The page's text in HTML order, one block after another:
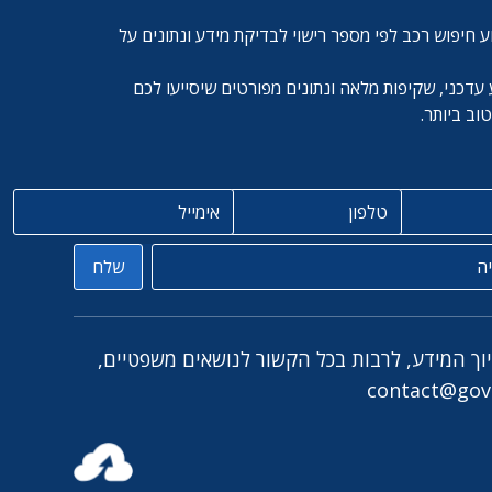
חיפוש רכב לפי מספר רישוי לבדיקת מידע ונתונים על
שקיפות מלאה ונתונים מפורטים שיסייעו לכם
ביותר.
טלפון
שלח
המידע, לרבות בכל הקשור לנושאים משפטיים,